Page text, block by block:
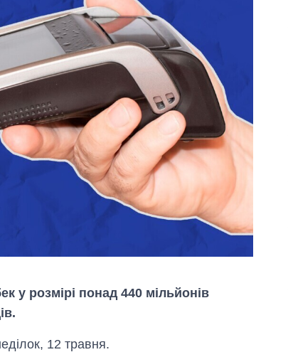
у розмірі понад 440 мільйонів
12 травня.